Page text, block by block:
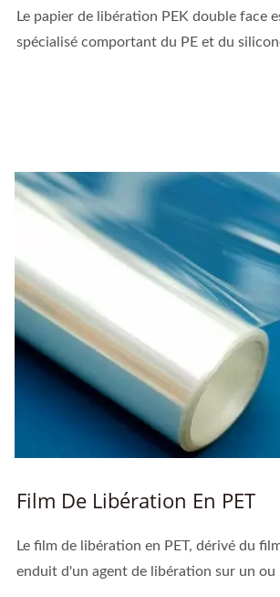
Le papier de libération PEK double face
spécialisé comportant du PE et du
Film De Libération En PET
Le film de libération en PET, dérivé du
enduit d'un agent de libération sur un ou